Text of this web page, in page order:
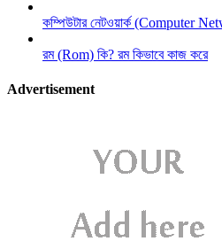
কম্পিউটার নেটওয়ার্ক (Computer
রম (Rom) কি? রম কিভাবে কাজ করে
Advertisement